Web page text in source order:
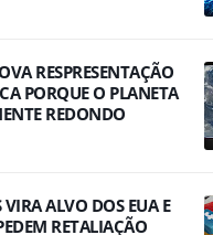
RESPRESENTAÇÃO
PORQUE O PLANETA
REDONDO
VIRA ALVO DOS EUA E
RETALIAÇÃO